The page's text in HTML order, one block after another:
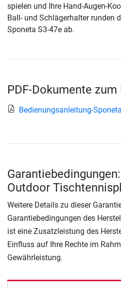
spielen und Ihre Hand-Augen-
Ball- und Schlägerhalter runden
Sponeta S3-47e ab.
PDF-Dokumente
Bedienungsanleitung-
Outdoor
Weitere Details zu dieser
Garantiebedingungen des
ist eine Zusatzleistung des
Einfluss auf Ihre Rechte im
Gewährleistung.